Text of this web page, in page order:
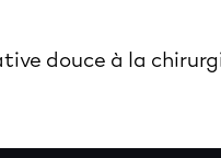
douce à la